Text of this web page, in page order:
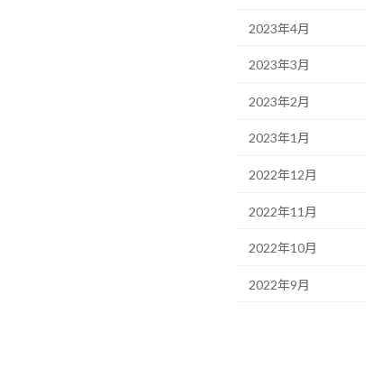
2023年4月
2023年3月
2023年2月
2023年1月
2022年12月
2022年11月
2022年10月
2022年9月